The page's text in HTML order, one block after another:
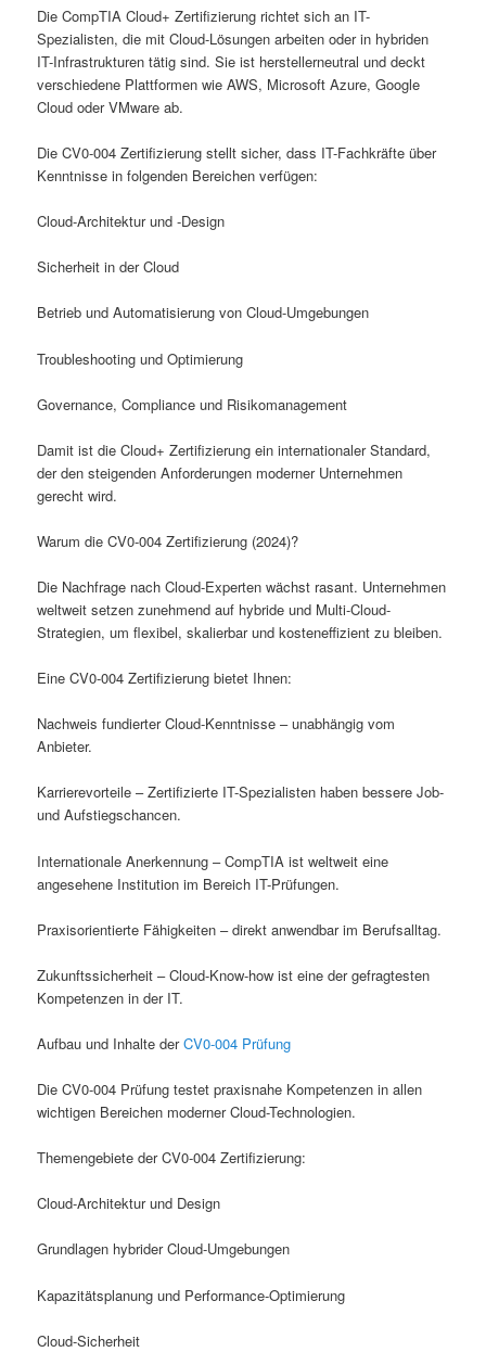
Die CompTIA Cloud+ Zertifizierung richtet sich an IT-
Spezialisten, die mit Cloud-Lösungen arbeiten oder in hybriden
IT-Infrastrukturen tätig sind. Sie ist herstellerneutral und deckt
verschiedene Plattformen wie AWS, Microsoft Azure, Google
Cloud oder VMware ab.
Die CV0-004 Zertifizierung stellt sicher, dass IT-Fachkräfte über
Kenntnisse in folgenden Bereichen verfügen:
Cloud-Architektur und -Design
Sicherheit in der Cloud
Betrieb und Automatisierung von Cloud-Umgebungen
Troubleshooting und Optimierung
Governance, Compliance und Risikomanagement
Damit ist die Cloud+ Zertifizierung ein internationaler Standard,
der den steigenden Anforderungen moderner Unternehmen
gerecht wird.
Warum die CV0-004 Zertifizierung (2024)?
Die Nachfrage nach Cloud-Experten wächst rasant. Unternehmen
weltweit setzen zunehmend auf hybride und Multi-Cloud-
Strategien, um flexibel, skalierbar und kosteneffizient zu bleiben.
Eine CV0-004 Zertifizierung bietet Ihnen:
Nachweis fundierter Cloud-Kenntnisse – unabhängig vom
Anbieter.
Karrierevorteile – Zertifizierte IT-Spezialisten haben bessere Job-
und Aufstiegschancen.
Internationale Anerkennung – CompTIA ist weltweit eine
angesehene Institution im Bereich IT-Prüfungen.
Praxisorientierte Fähigkeiten – direkt anwendbar im Berufsalltag.
Zukunftssicherheit – Cloud-Know-how ist eine der gefragtesten
Kompetenzen in der IT.
Aufbau und Inhalte derCV0-004 Prüfung
Die CV0-004 Prüfung testet praxisnahe Kompetenzen in allen
wichtigen Bereichen moderner Cloud-Technologien.
Themengebiete der CV0-004 Zertifizierung:
Cloud-Architektur und Design
Grundlagen hybrider Cloud-Umgebungen
Kapazitätsplanung und Performance-Optimierung
Cloud-Sicherheit